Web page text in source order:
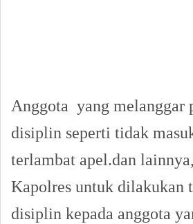
Anggota yang melanggar
disiplin seperti tidak
terlambat apel.dan
Kapolres untuk dilakukan
disiplin kepada anggota